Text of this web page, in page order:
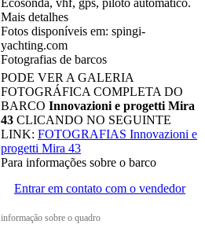
Mais detalhes
Fotos disponíveis em: spingi-
yachting.com
Fotografias de barcos
PODE VER A GALERIA
FOTOGRÁFICA COMPLETA DO
BARCO Innovazioni e progetti Mira
43 CLICANDO NO SEGUINTE
LINK: FOTOGRAFIAS Innovazioni e
progetti Mira 43
Para informações sobre o barco
Entrar em contato com o vendedor
informação sobre o quadro